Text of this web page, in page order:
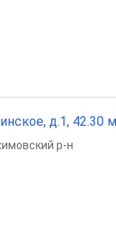
д.1, 42.30
р-н